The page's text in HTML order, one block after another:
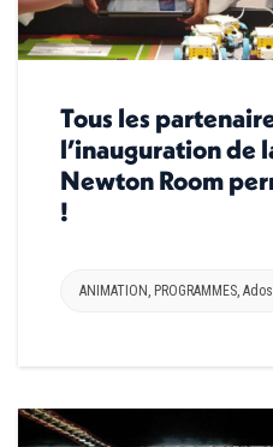
Tous les
l’inauguration de
Newton Room
!
ANIMATION , PROGRAMMES, Ados